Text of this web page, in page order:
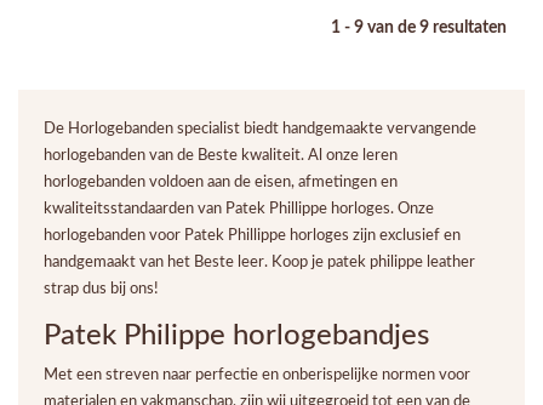
1 - 9 van de 9 resultaten
De Horlogebanden specialist biedt handgemaakte vervangende
horlogebanden van de Beste kwaliteit. Al onze leren
horlogebanden voldoen aan de eisen, afmetingen en
kwaliteitsstandaarden van Patek Phillippe horloges. Onze
horlogebanden voor Patek Phillippe horloges zijn exclusief en
handgemaakt van het Beste leer. Koop je patek philippe leather
strap dus bij ons!
Patek Philippe horlogebandjes
Met een streven naar perfectie en onberispelijke normen voor
materialen en vakmanschap, zijn wij uitgegroeid tot een van de